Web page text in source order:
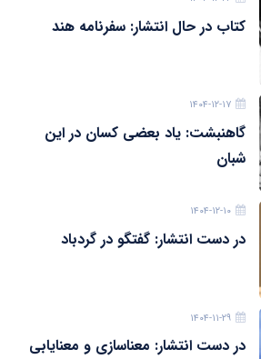
کتاب در حال انتشار: سفرنامه هند
۱۴۰۴-۱۲-۱۷
گاهنبشت: یاد بعضی کسان در این
شبان
۱۴۰۴-۱۲-۱۰
در دست انتشار: گفتگو در گردباد
۱۴۰۴-۱۱-۲۹
در دست انتشار: معناسازی و معنایابی